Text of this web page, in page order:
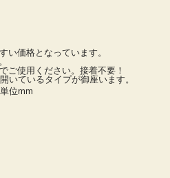
い価格となっています。
ご使用ください。接着不要！
いているタイプが御座います。
位mm